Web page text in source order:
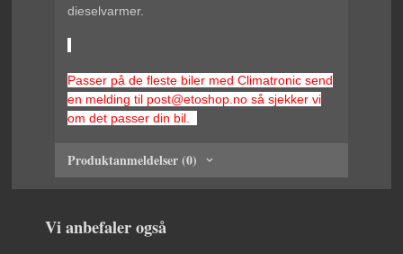
dieselvarmer.
Passer på de fleste biler med Climatronic send
en melding til post@etoshop.no så sjekker vi
om det passer din bil.
Produktanmeldelser (0)
Vi anbefaler også